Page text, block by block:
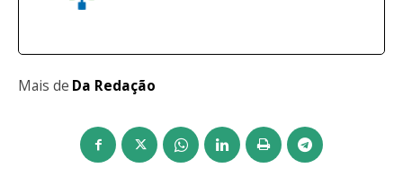
Mais de Da Redação